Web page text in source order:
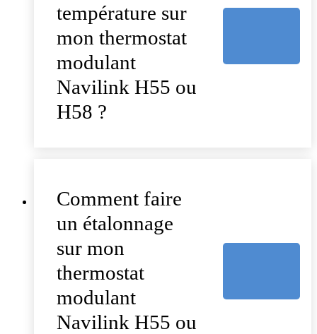
température sur
mon thermostat
modulant
Navilink H55 ou
H58 ?
Comment faire
un étalonnage
sur mon
thermostat
modulant
Navilink H55 ou